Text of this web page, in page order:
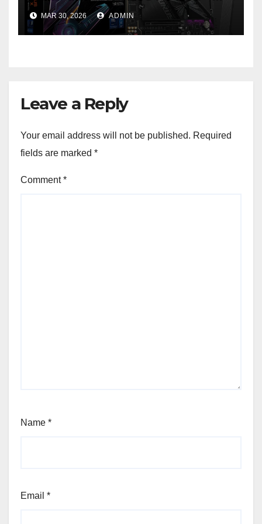
performanță de ultimă
generație la un nou nivel
MAR 30, 2026 ADMIN
Leave a Reply
Your email address will not be published. Required
fields are marked *
Comment*
Name *
Email *